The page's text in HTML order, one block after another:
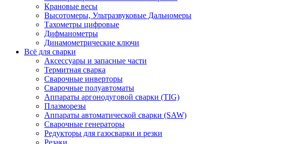
Крановые весы
Высотомеры, Ультразвуковые Дальномеры
Тахометры цифровые
Дифманометры
Динамометрические ключи
Всё для сварки
Аксессуары и запасные части
Термитная сварка
Сварочные инверторы
Сварочные полуавтоматы
Аппараты аргонодуговой сварки (TIG)
Плазморезы
Аппараты автоматической сварки (SAW)
Сварочные генераторы
Редукторы для газосварки и резки
Резаки